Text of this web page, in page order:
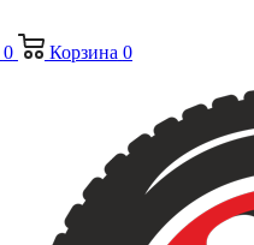
0 Корзина 0